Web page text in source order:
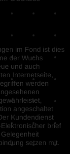
im Fond ist dies
der Wuchs
und auch
Internetseite,
werden
angeschaltet
Kundendienst
brief
setzen mit.